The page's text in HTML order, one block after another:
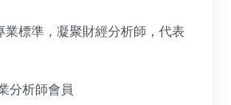
業標準，凝聚財經分析師，代表
分析師會員